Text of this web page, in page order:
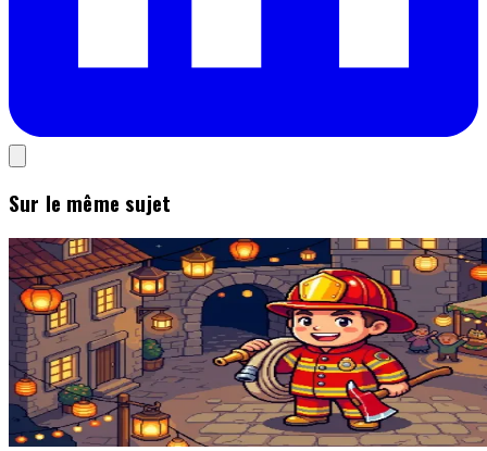
Sur le même sujet